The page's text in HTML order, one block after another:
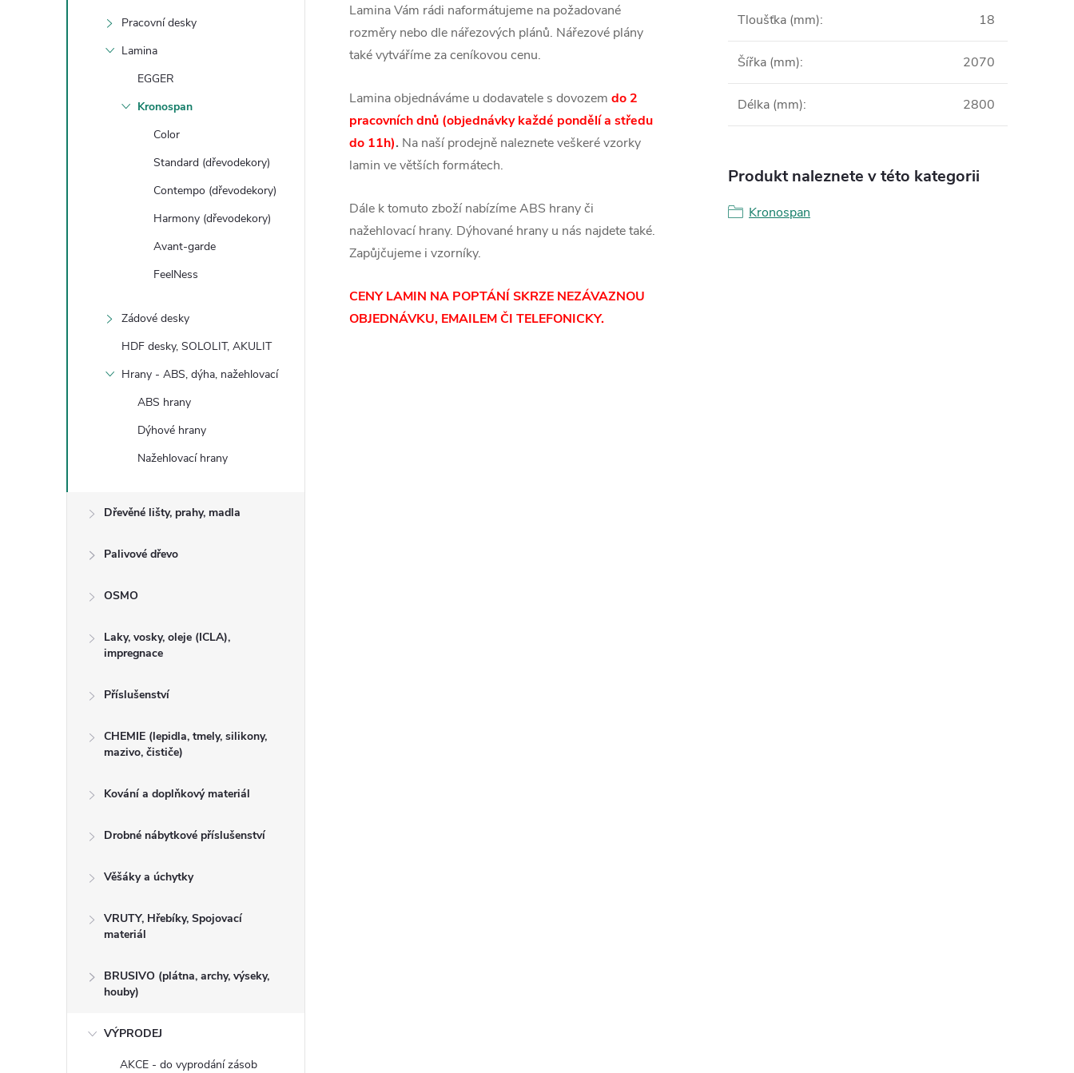
Pracovní desky
Lamina
EGGER
Kronospan
Color
Standard (dřevodekory)
Contempo (dřevodekory)
Harmony (dřevodekory)
Avant-garde
FeelNess
Zádové desky
HDF desky, SOLOLIT, AKULIT
Hrany - ABS, dýha, nažehlovací
ABS hrany
Dýhové hrany
Nažehlovací hrany
Dřevěné lišty, prahy, madla
Palivové dřevo
OSMO
Laky, vosky, oleje (ICLA),
impregnace
Příslušenství
CHEMIE (lepidla, tmely, silikony,
mazivo, čističe)
Kování a doplňkový materiál
Drobné nábytkové příslušenství
Věšáky a úchytky
VRUTY, Hřebíky, Spojovací
materiál
BRUSIVO (plátna, archy, výseky,
houby)
VÝPRODEJ
AKCE - do vyprodání zásob
Lamina Vám rádi naformátujeme na požadované
rozměry nebo dle nářezových plánů. Nářezové plány
také vytváříme za ceníkovou cenu.
Lamina objednáváme u dodavatele s dovozem do 2
pracovních dnů (objednávky každé pondělí a středu
do 11h). Na naší prodejně naleznete veškeré vzorky
lamin ve větších formátech.
Dále k tomuto zboží nabízíme ABS hrany či
nažehlovací hrany. Dýhované hrany u nás najdete také.
Zapůjčujeme i vzorníky.
CENY LAMIN NA POPTÁNÍ SKRZE NEZÁVAZNOU
OBJEDNÁVKU, EMAILEM ČI TELEFONICKY.
Tloušťka (mm): 18
Šířka (mm): 2070
Délka (mm): 2800
Produkt naleznete v této kategorii
Kronospan